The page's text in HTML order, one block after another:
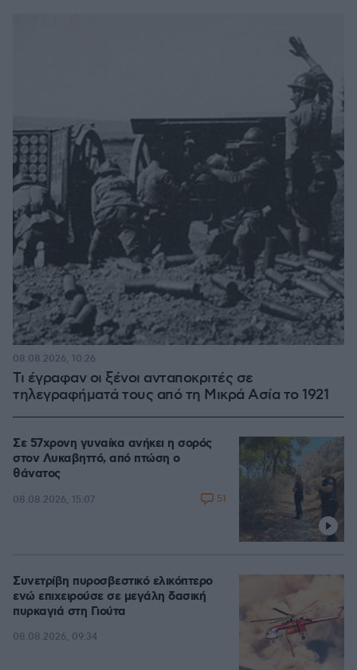
Τι έγραφαν οι ξένοι ανταποκριτές σε
τηλεγραφήματά τους από τη Μικρά Ασία το 1921
08.08.2026, 10:26
Σε 57χρονη γυναίκα ανήκει η σορός
στον Λυκαβηττό, από πτώση ο
θάνατος
08.08.2026, 15:07 51
Συνετρίβη πυροσβεστικό ελικόπτερο
ενώ επιχειρούσε σε μεγάλη δασική
πυρκαγιά στη Γιούτα
08.08.2026, 09:34